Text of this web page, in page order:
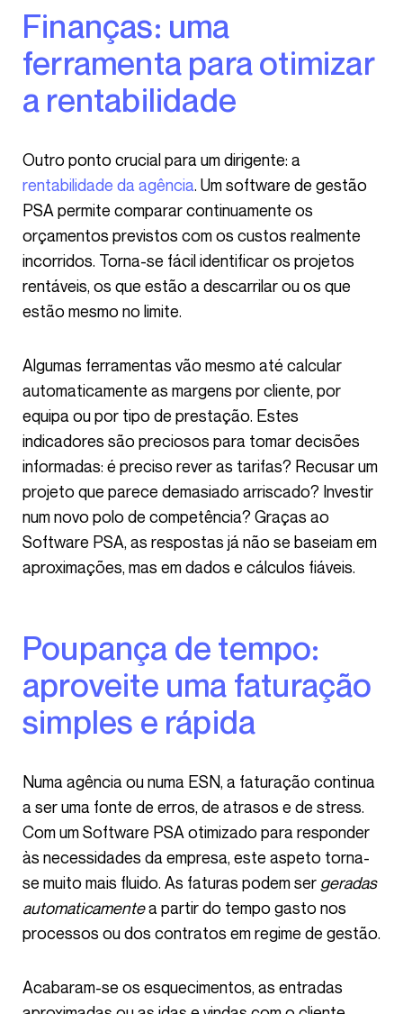
Finanças: uma
ferramenta para otimizar
a rentabilidade
Outro ponto crucial para um dirigente: a
rentabilidade da agência. Um software de gestão
PSA permite comparar continuamente os
orçamentos previstos com os custos realmente
incorridos. Torna-se fácil identificar os projetos
rentáveis, os que estão a descarrilar ou os que
estão mesmo no limite.
Algumas ferramentas vão mesmo até calcular
automaticamente as margens por cliente, por
equipa ou por tipo de prestação. Estes
indicadores são preciosos para tomar decisões
informadas: é preciso rever as tarifas? Recusar um
projeto que parece demasiado arriscado? Investir
num novo polo de competência? Graças ao
Software PSA, as respostas já não se baseiam em
aproximações, mas em dados e cálculos fiáveis.
Poupança de tempo:
aproveite uma faturação
simples e rápida
Numa agência ou numa ESN, a faturação continua
a ser uma fonte de erros, de atrasos e de stress.
Com um Software PSA otimizado para responder
às necessidades da empresa, este aspeto torna-
se muito mais fluido. As faturas podem ser geradas
automaticamentea partir do tempo gasto nos
processos ou dos contratos em regime de gestão.
Acabaram-se os esquecimentos, as entradas